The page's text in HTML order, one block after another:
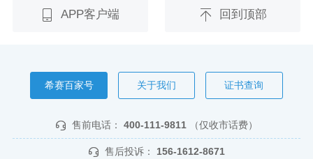
APP客户端 回到顶部
希赛百家号 关于我们 证书查询
售前电话： 400-111-9811 （仅收市话费）
售后投诉： 156-1612-8671